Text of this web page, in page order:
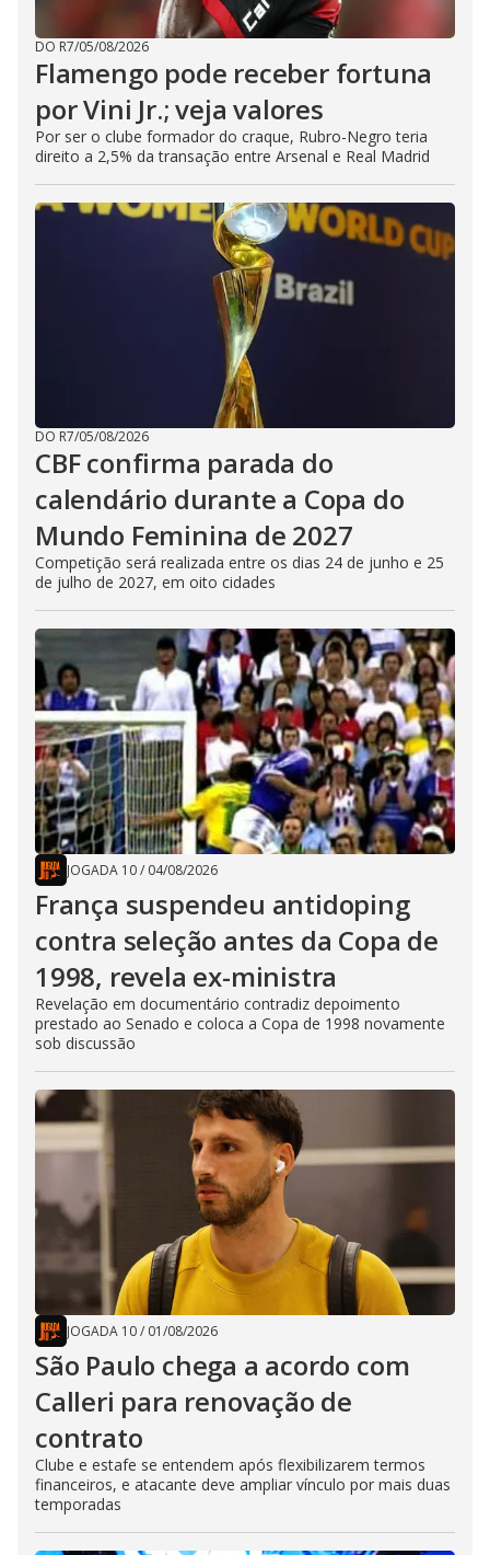
DO R7/05/08/2026
Flamengo pode receber fortuna
por Vini Jr.; veja valores
Por ser o clube formador do craque, Rubro-Negro teria
direito a 2,5% da transação entre Arsenal e Real Madrid
DO R7/05/08/2026
CBF confirma parada do
calendário durante a Copa do
Mundo Feminina de 2027
Competição será realizada entre os dias 24 de junho e 25
de julho de 2027, em oito cidades
JOGADA 10/ 04/08/2026
França suspendeu antidoping
contra seleção antes da Copa de
1998, revela ex-ministra
Revelação em documentário contradiz depoimento
prestado ao Senado e coloca a Copa de 1998 novamente
sob discussão
JOGADA 10/ 01/08/2026
São Paulo chega a acordo com
Calleri para renovação de
contrato
Clube e estafe se entendem após flexibilizarem termos
financeiros, e atacante deve ampliar vínculo por mais duas
temporadas